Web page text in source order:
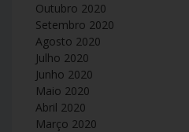
Outubro 2020
Setembro 2020
Agosto 2020
Julho 2020
Junho 2020
Maio 2020
Abril 2020
Março 2020